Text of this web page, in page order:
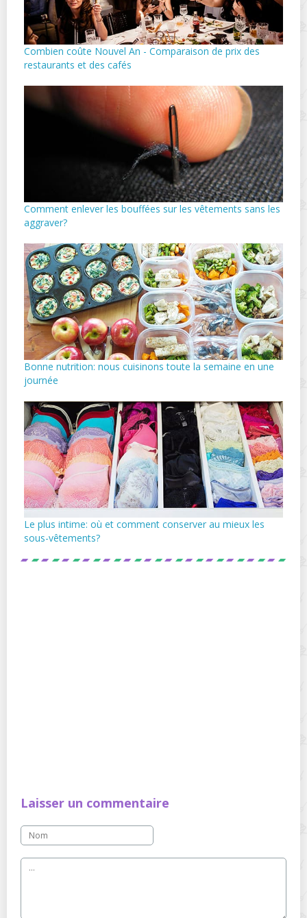
Combien coûte Nouvel An - Comparaison de prix des
restaurants et des cafés
Comment enlever les bouffées sur les vêtements sans les
aggraver?
Bonne nutrition: nous cuisinons toute la semaine en une
journée
Le plus intime: où et comment conserver au mieux les
sous-vêtements?
Laisser un commentaire